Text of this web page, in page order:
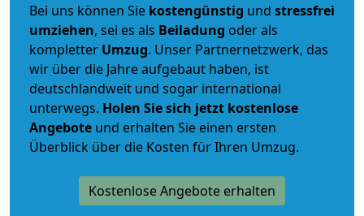
Bei uns können Sie kostengünstig und stressfrei
umziehen, sei es als Beiladung oder als
kompletter Umzug. Unser Partnernetzwerk, das
wir über die Jahre aufgebaut haben, ist
deutschlandweit und sogar international
unterwegs. Holen Sie sich jetzt kostenlose
Angebote und erhalten Sie einen ersten
Überblick über die Kosten für Ihren Umzug.
Kostenlose Angebote erhalten